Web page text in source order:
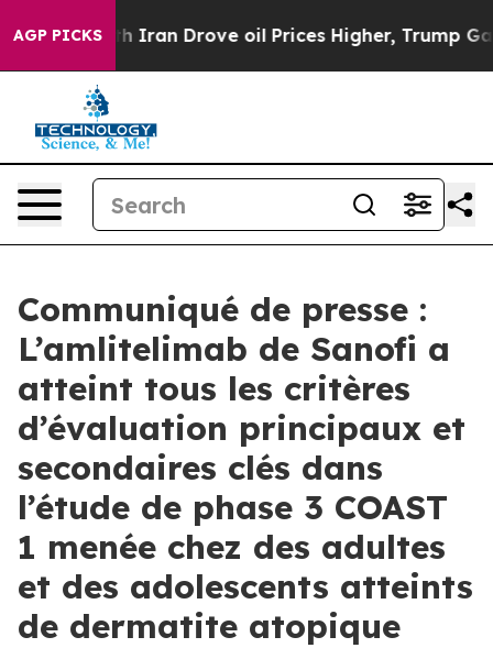
AGP PICKS
Iran Drove oil Prices Higher, Trump Gave
Communiqué de presse :
L’amlitelimab de Sanofi a
atteint tous les critères
d’évaluation principaux et
secondaires clés dans
l’étude de phase 3 COAST
1 menée chez des adultes
et des adolescents atteints
de dermatite atopique